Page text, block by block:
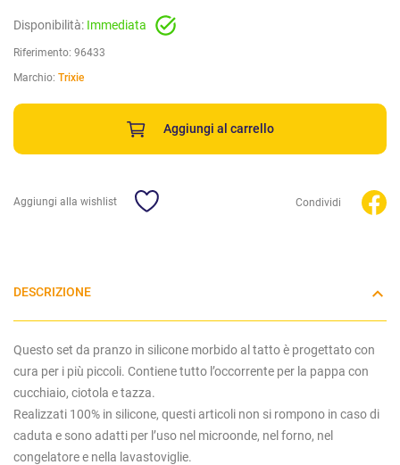
Disponibilità: Immediata
Riferimento: 96433
Marchio: Trixie
Aggiungi al carrello
Aggiungi alla wishlist Condividi
DESCRIZIONE
Questo set da pranzo in silicone morbido al tatto è progettato con
cura per i più piccoli. Contiene tutto l’occorrente per la pappa con
cucchiaio, ciotola e tazza.
Realizzati 100% in silicone, questi articoli non si rompono in caso di
caduta e sono adatti per l’uso nel microonde, nel forno, nel
congelatore e nella lavastoviglie.